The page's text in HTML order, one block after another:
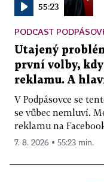
55:23
PODCAST
Utajený
první volby,
reklamu. A
V Podpásovce se
se vůbec nemluví.
reklamu na
7. 8. 2026 ▪ 55:23 min.